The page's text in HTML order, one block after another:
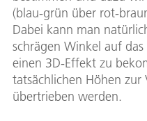
(blau-grün über rot-
Dabei kann man
schrägen Winkel auf
einen 3D-Effekt zu
tatsächlichen Höhen
übertrieben werden.